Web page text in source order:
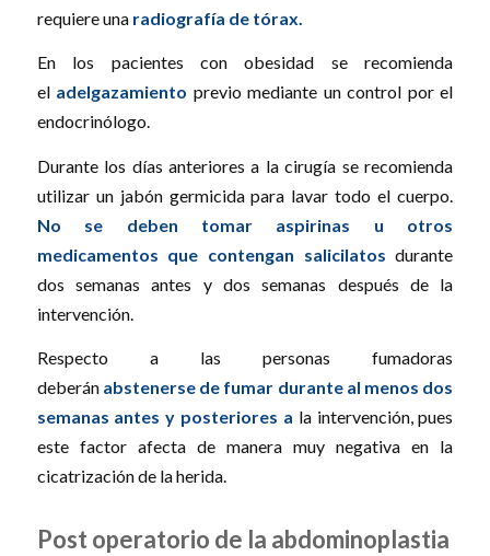
requiere una radiografía de tórax.
En los pacientes con obesidad se recomienda
el adelgazamiento previo mediante un control por el
endocrinólogo.
Durante los días anteriores a la cirugía se recomienda
utilizar un jabón germicida para lavar todo el cuerpo.
No se deben tomar aspirinas u otros
medicamentos que contengan salicilatos durante
dos semanas antes y dos semanas después de la
intervención.
Respecto a las personas fumadoras
deberán abstenerse de fumar durante al menos dos
semanas antes y posteriores a la intervención, pues
este factor afecta de manera muy negativa en la
cicatrización de la herida.
Post operatorio de la abdominoplastia